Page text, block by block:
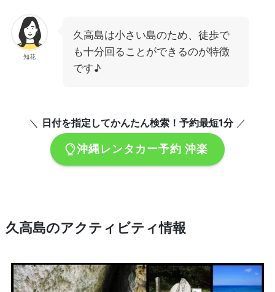
知花
久高島は小さい島のため、徒歩で
も十分回ることができるのが特徴
です♪
＼ 日付を指定してかんたん検索！予約最短1分／
沖縄レンタカー予約 沖楽
久高島のアクティビティ情報